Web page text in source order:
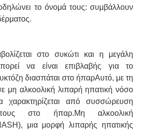
το όνομά τους: συμβάλλουν
στο συκώτι και η μεγάλη
να είναι επιβλαβής για το
διασπάται στο ήπαρΑυτό, με τη
μη αλκοολική λιπαρή ηπατική νόσο
χαρακτηρίζεται από συσσώρευση
στο ήπαρ.Μη αλκοολική
μια μορφή λιπαρής ηπατικής